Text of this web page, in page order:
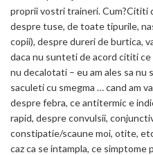
proprii vostri traineri. Cum?Cititi
despre tuse, de toate tipurile,
copii), despre dureri de burtica,
daca nu sunteti de acord cititi
nu decalotati – eu am ales sa nu
saculeti cu smegma … cand am
despre febra, ce antitermic e
rapid, despre convulsii,
constipatie/scaune moi, otite,
caz ca se intampla, ce